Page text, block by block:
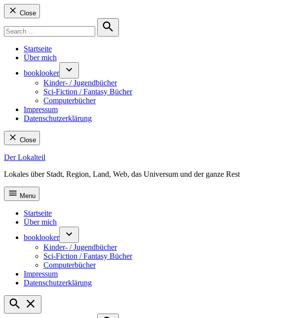
Close
for:
Search
Startseite
Über mich
booklooker
Kinder- / Jugendbücher
Sci-Fiction / Fantasy Bücher
Computerbücher
Impressum
Datenschutzerklärung
Close
Skip
content
Der Lokalteil
Lokales über Stadt, Region, Land, Web, das Universum und der ganze Rest
Menu
Startseite
Über mich
booklooker
Kinder- / Jugendbücher
Sci-Fiction / Fantasy Bücher
Computerbücher
Impressum
Datenschutzerklärung
Open
Search